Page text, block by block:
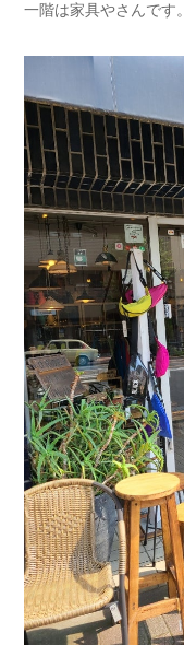
一階は家具やさんです。